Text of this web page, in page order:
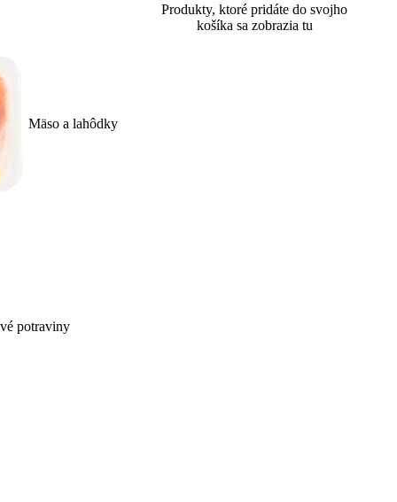
Mäso a lahôdky
potraviny
Produkty, ktoré pridáte do svojho
košíka sa zobrazia tu